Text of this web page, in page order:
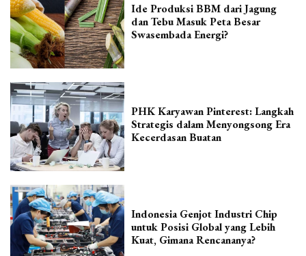
Ide Produksi BBM dari Jagung
dan Tebu Masuk Peta Besar
Swasembada Energi?
PHK Karyawan Pinterest: Langkah
Strategis dalam Menyongsong Era
Kecerdasan Buatan
Indonesia Genjot Industri Chip
untuk Posisi Global yang Lebih
Kuat, Gimana Rencananya?